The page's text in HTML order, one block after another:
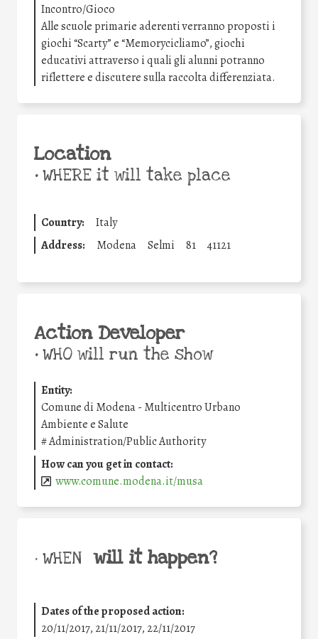
Incontro/Gioco
Alle scuole primarie aderenti verranno proposti i
giochi “Scarty” e “Memorycicliamo”, giochi
educativi attraverso i quali gli alunni potranno
riflettere e discutere sulla raccolta differenziata.
Location
•WHERE it will take place
Country:
Italy
Address:
Modena Selmi 81 41121
Action Developer
•WHO will run the show
Entity:
Comune di Modena - Multicentro Urbano
Ambiente e Salute
#Administration/Public Authority
How can you get in contact:
www.comune.modena.it/musa
• WHEN will it happen?
Dates of the proposed action:
20/11/2017, 21/11/2017, 22/11/2017